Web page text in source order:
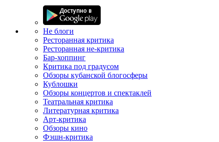
Не блоги
Ресторанная критика
Ресторанная не-критика
Бар-хоппинг
Критика под градусом
Обзоры кубанской блогосферы
Кублошки
Обзоры концертов и спектаклей
Театральная критика
Литературная критика
Арт-критика
Обзоры кино
Фэшн-критика